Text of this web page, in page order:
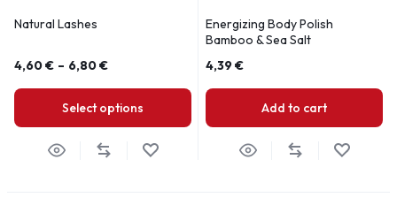
Natural Lashes
4,60€ – 6,80€
Select options
Energizing Body Polish
Bamboo & Sea Salt
4,39€
Add to cart